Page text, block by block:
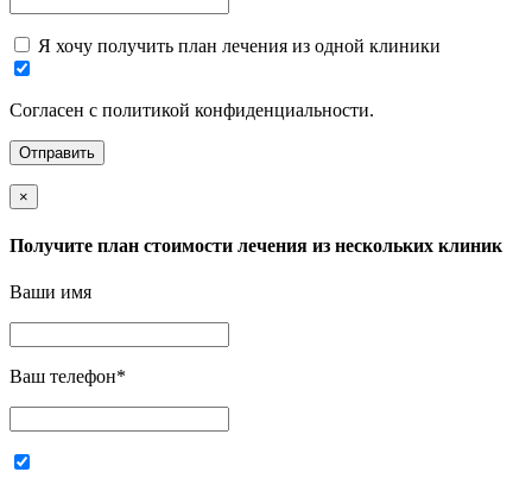
Я хочу получить план лечения из одной клиники
Согласен с политикой конфиденциальности.
×
Получите план стоимости лечения из нескольких клиник
Ваши имя
Ваш телефон*